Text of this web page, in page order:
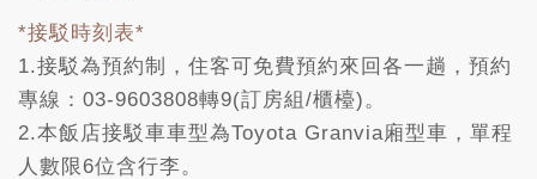
*接駁時刻表*
1.接駁為預約制，住客可免費預約來回各一趟，預約
專線：03-9603808轉9(訂房組/櫃檯)。
2.本飯店接駁車車型為Toyota Granvia廂型車，單程
人數限6位含行李。